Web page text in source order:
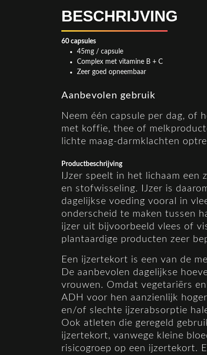
BESCHRIJVING
60 capsules
45mg / capsule
Complex met vitamine B + C
Zeer goed opneembaar
Aanbevolen gebruik
Neem één capsule per dag, of
met koffie, thee of
lichte maag-darmklachten
Productbeschrijving
IJzer speelt in het lichaam
en stofwisseling. IJzer is
dagelijkse voeding vooral in
onderscheid te maken tussen
ijzer uit bijvoorbeeld vlees of
plantaardige producten zeer
Een ijzertekort is een van de
De aanbevolen dagelijkse
vrouwen. Omdat vegetariërs
ADH voor hen aanzienlijk
en/of slechte ijzerabsorptie
Ook atleten die geregeld
ijzertekort, vanwege kleine
risicogroep op een ijzertekort.